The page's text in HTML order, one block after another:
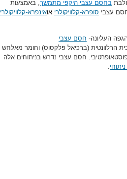
בחסם עצבי היקפי מתמשך, באמצעות
עצבי סופרא-קלוויקולרי אואינפרא-קלוויקולרי
העליונה- חסם עצבי
הרלוונטית (ברכיאל פלקסוס) וחומר מאלחש
חסם עצבי נדרש בניתוחים אלה
.